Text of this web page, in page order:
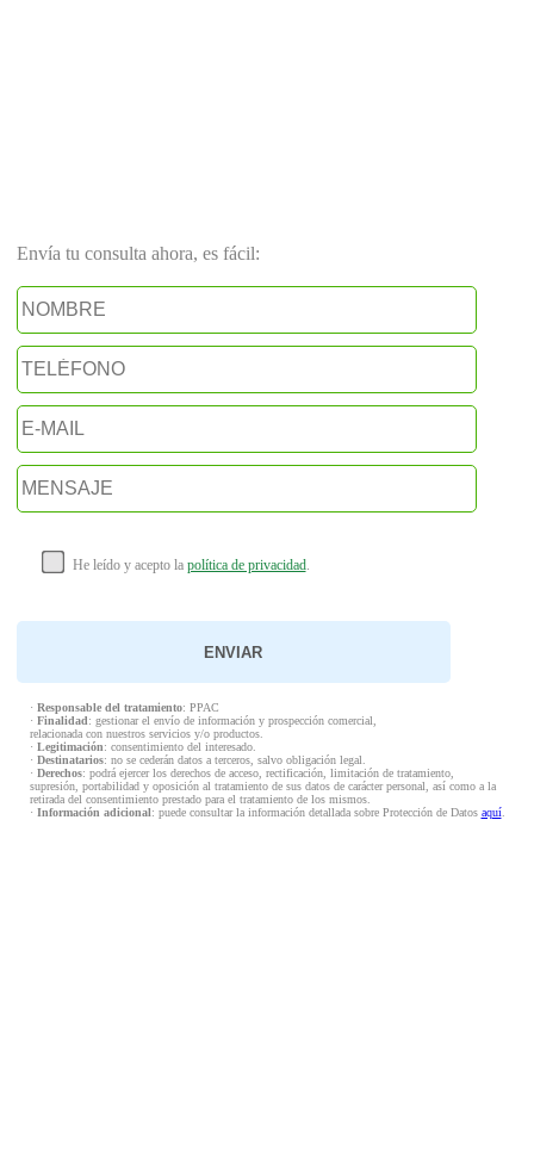
Envía tu consulta ahora, es fácil:
He leído y acepto la política de privacidad.
· Responsable del tratamiento: PPAC
· Finalidad: gestionar el envío de información y prospección comercial,
relacionada con nuestros servicios y/o productos.
· Legitimación: consentimiento del interesado.
· Destinatarios: no se cederán datos a terceros, salvo obligación legal.
· Derechos: podrá ejercer los derechos de acceso, rectificación, limitación de tratamiento,
supresión, portabilidad y oposición al tratamiento de sus datos de carácter personal, así como a la
retirada del consentimiento prestado para el tratamiento de los mismos.
· Información adicional: puede consultar la información detallada sobre Protección de Datos aquí.